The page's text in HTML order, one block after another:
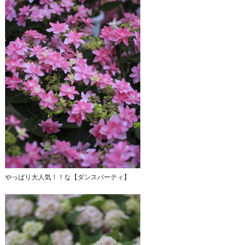
やっぱり大人気！！な【ダンスパーティ】